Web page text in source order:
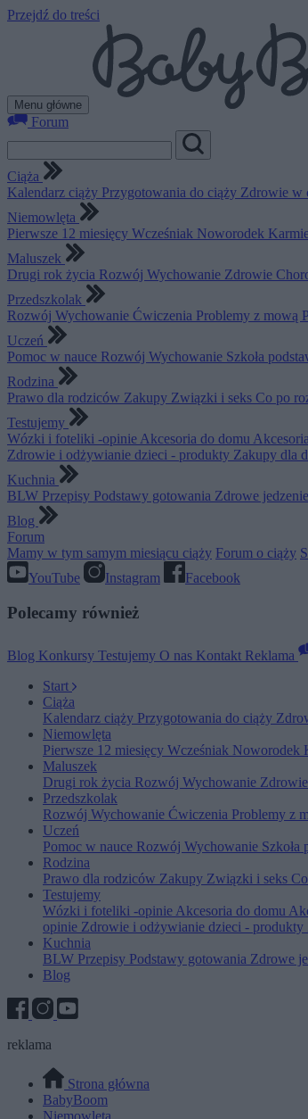
Przejdź do treści
Menu główne
Forum
Ciąża
Kalendarz ciąży Przygotowania do ciąży Zdrowie w
Niemowlęta
Pierwsze 12 miesięcy Wcześniak Noworodek
Maluszek
Drugi rok życia Rozwój Wychowanie Zdrowie
Przedszkolak
Rozwój Wychowanie Ćwiczenia Problemy z mową
Uczeń
Pomoc w nauce Rozwój Wychowanie Szkoła
Rodzina
Prawo dla rodziców Zakupy Związki i seks Co po
Testujemy
Wózki i foteliki -opinie Akcesoria do domu
Zdrowie i odżywianie dzieci - produkty Zakupy dla
Kuchnia
BLW Przepisy Podstawy gotowania Zdrowe jedzenie
Blog
Forum
Mamy w tym samym miesiącu ciąży Forum o ciąży
YouTube
Instagram Facebook
Polecamy również
Blog Konkursy Testujemy O nas Kontakt Reklama
Start
Ciąża
Kalendarz ciąży Przygotowania do ciąży
Niemowlęta
Pierwsze 12 miesięcy Wcześniak Noworodek
Maluszek
Drugi rok życia Rozwój Wychowanie Zdrowie
Przedszkolak
Rozwój Wychowanie Ćwiczenia Problemy z
Uczeń
Pomoc w nauce Rozwój Wychowanie Szkoła
Rodzina
Prawo dla rodziców Zakupy Związki i seks
Testujemy
Wózki i foteliki -opinieAkcesoria do domu
opinie Zdrowie i odżywianie dzieci - produkty
Kuchnia
BLW Przepisy Podstawy gotowania Zdrowe
Blog
reklama
Strona główna
BabyBoom